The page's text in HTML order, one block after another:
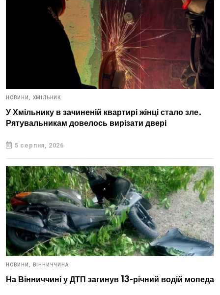
НОВИНИ, ХМІЛЬНИК
У Хмільнику в зачиненій квартирі жінці стало зле.
Рятувальникам довелось вирізати двері
5 серпня, 2026
НОВИНИ, ВІННИЧЧИНА
На Вінниччині у ДТП загинув 13-річний водій мопеда